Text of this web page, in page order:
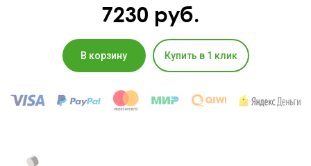
7230 руб.
В корзину Купить в 1 клик